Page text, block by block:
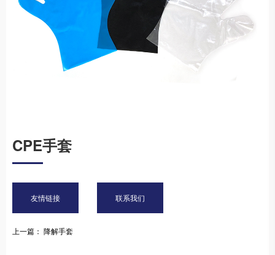
CPE手套
友情链接 联系我们
上一篇： 降解手套